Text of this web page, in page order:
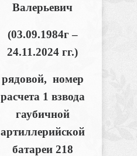
Валерьевич
(03.09.1984г –
24.11.2024 гг.)
рядовой, номер
расчета 1 взвода
гаубичной
артиллерийской
батареи 218